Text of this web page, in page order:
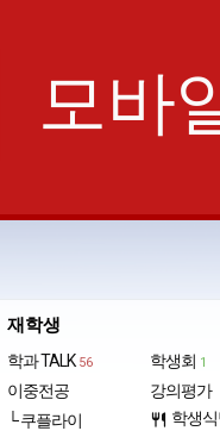
모바
재학생
학과 TALK 56
이중전공
└ 쿠플라이
학생회 1
강의평가
restaurant 학생